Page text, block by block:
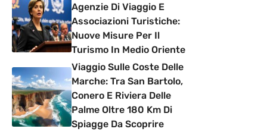
Agenzie Di Viaggio E
Associazioni Turistiche:
Nuove Misure Per Il
Turismo In Medio Oriente
Viaggio Sulle Coste Delle
Marche: Tra San Bartolo,
Conero E Riviera Delle
Palme Oltre 180 Km Di
Spiagge Da Scoprire